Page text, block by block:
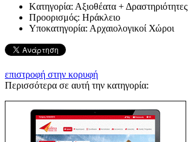
Kατηγορία: Αξιοθέατα + Δραστηριότητες
Προορισμός: Ηράκλειο
Υποκατηγορία: Αρχαιολογικοί Χώροι
επιστροφή στην κορυφή
Περισσότερα σε αυτή την κατηγορία: